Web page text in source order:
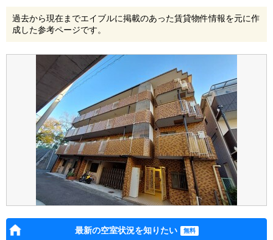
過去から現在までエイブルに掲載のあった賃貸物件情報を元に作
成した参考ページです。
最新の空室状況を知りたい